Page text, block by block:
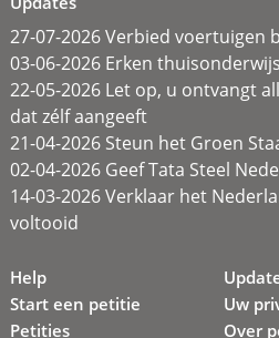
27-07-2026 Verbied voertuigen
03-06-2026 Erken
22-05-2026 Let op, u ontvangt
dat zélf aangeeft
21-04-2026 Steun het Groen
02-04-2026 Geef Tata Steel
14-03-2026 Verklaar het
voltooid
Help
Start een petitie
Petities
Uw
Over